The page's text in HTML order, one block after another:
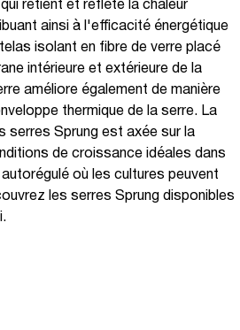
retient et reflète la chaleur
ainsi à l'efficacité énergétique
isolant en fibre de verre placé
intérieure et extérieure de la
améliore également de manière
thermique de la serre. La
serres Sprung est axée sur la
de croissance idéales dans
où les cultures peuvent
les serres Sprung disponibles